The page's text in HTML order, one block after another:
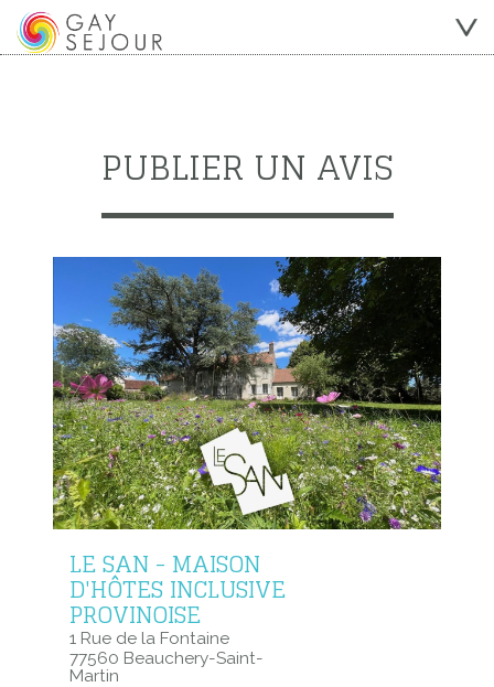
PUBLIER UN AVIS
LE SAN - MAISON
D'HÔTES INCLUSIVE
PROVINOISE
1 Rue de la Fontaine
77560 Beauchery-Saint-
Martin